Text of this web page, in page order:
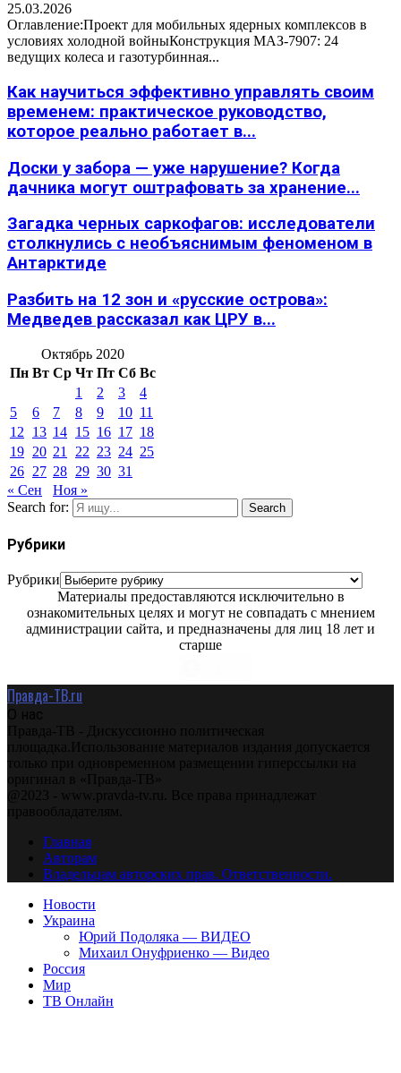
25.03.2026
Оглавление:Проект для мобильных ядерных комплексов в
условиях холодной войныКонструкция МАЗ-7907: 24
ведущих колеса и газотурбинная...
Как научиться эффективно управлять своим
временем: практическое руководство,
которое реально работает в...
Доски у забора — уже нарушение? Когда
дачника могут оштрафовать за хранение...
Загадка черных саркофагов: исследователи
столкнулись с необъяснимым феноменом в
Антарктиде
Разбить на 12 зон и «русские острова»:
Медведев рассказал как ЦРУ в...
Октябрь 2020
Пн Вт Ср Чт Пт Сб Вс
1
2 3
4
5
6 7 8 9 10 11
12
13 14 15 16 17 18
19 20 21 22 23 24 25
26 27 28 29 30 31
« Сен
Ноя »
Search for:
Search
Рубрики
Рубрики
Материалы предоставляются исключительно в
ознакомительных целях и могут не совпадать с мнением
администрации сайта, и предназначены для лиц 18 лет и
старше
Правда-ТВ.ru
О нас
Правда-ТВ - Дискуссионно политическая
площадка.Использование материалов издания допускается
только при одновременном размещении гиперссылки на
оригинал в «Правда-ТВ»
@2023 - www.pravda-tv.ru. Все права принадлежат
правообладателям.
Главная
Авторам
Владельцам авторских прав. Ответственности.
Новости
Украина
Юрий Подоляка — ВИДЕО
Михаил Онуфриенко — Видео
Россия
Мир
ТВ Онлайн